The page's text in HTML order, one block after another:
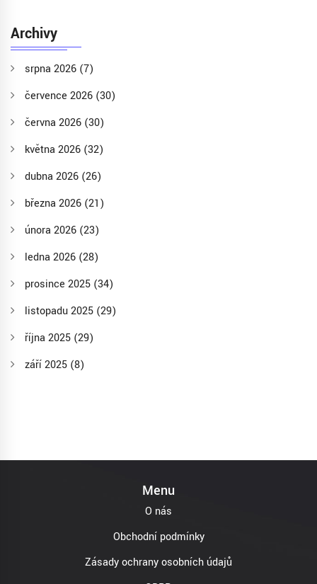
Archivy
srpna 2026 (7)
července 2026 (30)
června 2026 (30)
května 2026 (32)
dubna 2026 (26)
března 2026 (21)
února 2026 (23)
ledna 2026 (28)
prosince 2025 (34)
listopadu 2025 (29)
října 2025 (29)
září 2025 (8)
Menu
O nás
Obchodní podmínky
Zásady ochrany osobních údajů